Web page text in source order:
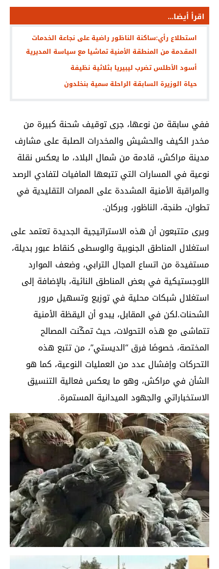
اقرأ أيضا...
استطلاع رأي:ساكنة الناظور راضية على نجاعة الخدمات
المقدمة من المنطقة الأمنية تماشيا مع سياسة المديرية
أسود الأطلس تضرب ليبيريا بثلاثية نظيفة
حياة الوزيرة السابقة الراحلة سمية بنخلدون
ففي سابقة من نوعها، جرى توقيف شحنة كبيرة من
مخدر الكيف والحشيش والمخدرات الصلبة على مشارف
مدينة مراكش، قادمة من شمال البلاد، ما يعكس نقلة
نوعية في المسارات التي تتبعها المافيات لتفادي الرصد
والمراقبة الأمنية المشددة على الممرات التقليدية في
تطوان، طنجة، الناظور، وبركان.
ويرى متتبعون أن هذه الاستراتيجية الجديدة تعتمد على
استغلال المناطق الجنوبية والوسطى كنقاط عبور بديلة،
مستفيدة من اتساع المجال الترابي، وضعف الموارد
اللوجستيكية في بعض المناطق النائية، بالإضافة إلى
استغلال شبكات محلية في توزيع وتسهيل مرور
الشحنات.لكن في المقابل، يبدو أن اليقظة الأمنية
تتماشى مع هذه التحولات، حيث تمكّنت المصالح
المختصة، خصوصًا فرق “الديستي”، من تتبع هذه
التحركات وإفشال عدد من العمليات النوعية، كما هو
الشأن في مراكش، وهو ما يعكس فعالية التنسيق
الاستخباراتي والجهود الميدانية المستمرة.